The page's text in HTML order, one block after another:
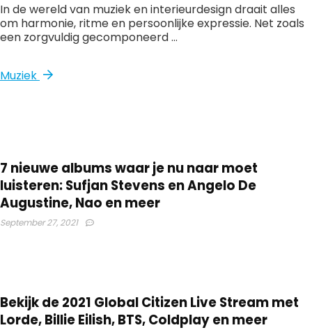
In de wereld van muziek en interieurdesign draait alles
om harmonie, ritme en persoonlijke expressie. Net zoals
een zorgvuldig gecomponeerd ...
Muziek
7 nieuwe albums waar je nu naar moet
luisteren: Sufjan Stevens en Angelo De
Augustine, Nao en meer
September 27, 2021
Bekijk de 2021 Global Citizen Live Stream met
Lorde, Billie Eilish, BTS, Coldplay en meer